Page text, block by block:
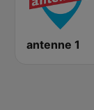
antenne 1